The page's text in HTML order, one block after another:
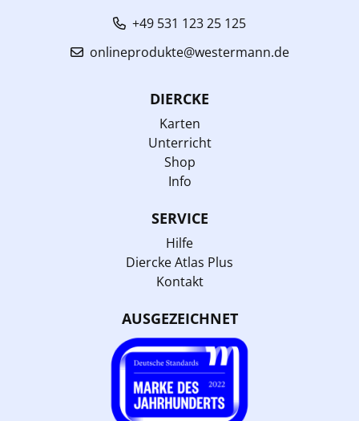
+49 531 123 25 125
onlineprodukte@westermann.de
DIERCKE
Karten
Unterricht
Shop
Info
SERVICE
Hilfe
Diercke Atlas Plus
Kontakt
AUSGEZEICHNET